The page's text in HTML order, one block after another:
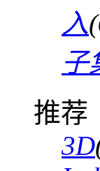
入(
子
推荐
3D